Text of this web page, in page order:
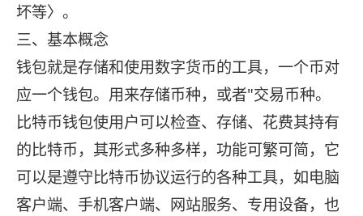
坏等〉。
三、基本概念
钱包就是存储和使用数字货币的工具，一个币对
应一个钱包。用来存储币种，或者"交易币种。
比特币钱包使用户可以检查、存储、花费其持有
的比特币，其形式多种多样，功能可繁可简，它
可以是遵守比特币协议运行的各种工具，如电脑
客户端、手机客户端、网站服务、专用设备，也